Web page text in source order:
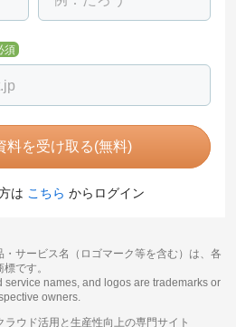
須
料を受け取る(無料)
は こちら からログイン
サービス名（ロゴマーク等を含む）は、各
です。
names, and logos are trademarks or
owners.
ラウド活用と生産性向上の専門サイト